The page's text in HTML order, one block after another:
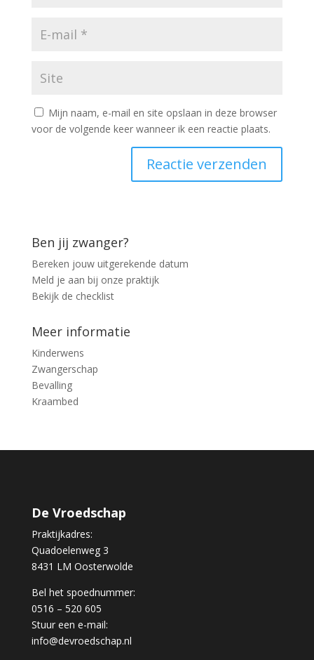
Mijn naam, e-mail en site opslaan in deze browser
voor de volgende keer wanneer ik een reactie plaats.
Ben jij zwanger?
Bereken jouw uitgerekende datum
Meld je aan bij onze praktijk
Bekijk de checklist
Meer informatie
Kinderwens
Zwangerschap
Bevalling
Kraambed
De Vroedschap
Praktijkadres:
Quadoelenweg 3
8431 LM Oosterwolde
Bel het spoednummer:
0516 – 520 605
Stuur een e-mail:
info@devroedschap.nl